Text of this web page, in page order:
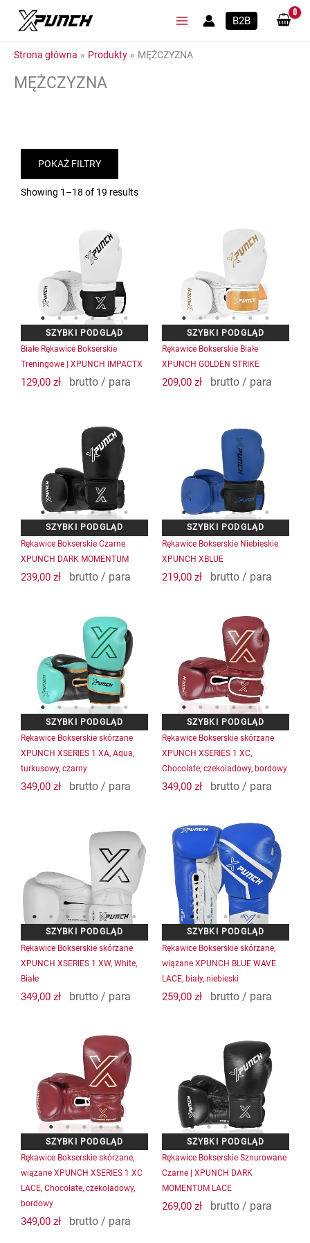
B2B
Strona główna Produkty MĘŻCZYZNA
MĘŻCZYZNA
POKAŻ FILTRY
Showing 1–18 of 19 results
Białe Rękawice Bokserskie
Treningowe | XPUNCH IMPACTX
129,00 zł brutto / para
wariantów.
Opcje
można
wybrać
na
stronie
Rękawice Bokserskie Białe
XPUNCH GOLDEN STRIKE
209,00 zł brutto / para
wariantów.
można
wybrać
na
stronie
Rękawice Bokserskie Czarne
XPUNCH DARK MOMENTUM
239,00 zł brutto / para
wariantów.
można
wybrać
na
Rękawice Bokserskie Niebieskie
XPUNCH XBLUE
219,00 zł brutto / para
wariantów.
Opcje
można
wybrać
na
Rękawice Bokserskie skórzane
XPUNCH XSERIES 1 XA, Aqua,
turkusowy, czarny
349,00 zł brutto / para
wiele
wariantów.
Opcje
można
wybrać
na
stronie
Rękawice Bokserskie skórzane
XPUNCH XSERIES 1 XC,
Chocolate, czekoladowy, bordowy
349,00 zł brutto / para
wiele
wariantów.
Opcje
można
wybrać
na
stronie
Rękawice Bokserskie skórzane
XPUNCH XSERIES 1 XW, White,
Białe
349,00 zł brutto / para
wariantów.
można
wybrać
na
Rękawice Bokserskie skórzane,
wiązane XPUNCH BLUE WAVE
LACE, biały, niebieski
259,00 zł brutto / para
produkt
ma
wiele
wariantów.
Opcje
można
wybrać
na
stronie
Rękawice Bokserskie skórzane,
wiązane XPUNCH XSERIES 1 XC
LACE, Chocolate, czekoladowy,
bordowy
349,00 zł brutto / para
wiele
wariantów.
Opcje
można
wybrać
na
stronie
Rękawice Bokserskie Sznurowane
Czarne | XPUNCH DARK
MOMENTUM LACE
269,00 zł brutto / para
wiele
wariantów.
Opcje
można
wybrać
na
stronie